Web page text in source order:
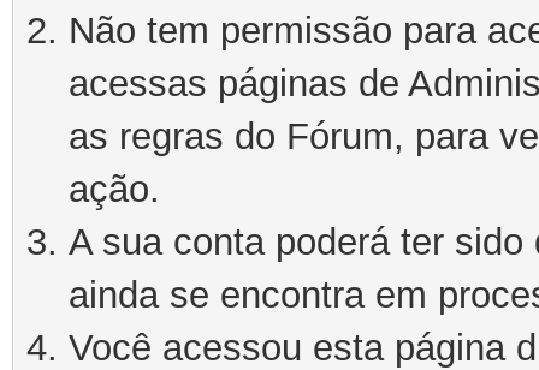
Não tem permissão para
acessas páginas de
as regras do Fórum, para
ação.
A sua conta poderá ter
ainda se encontra em
Você acessou esta página